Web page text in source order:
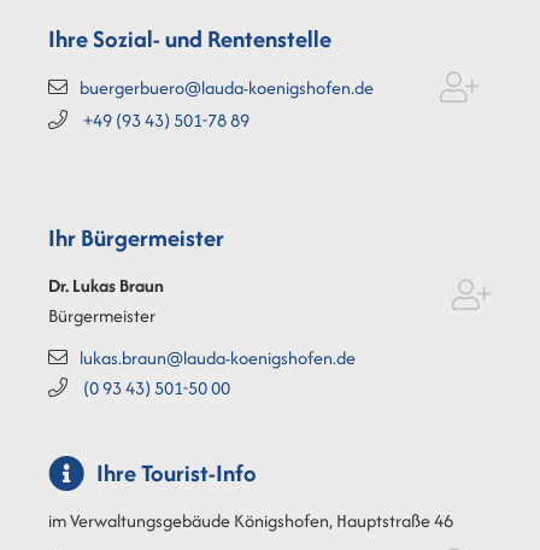
Ihre Sozial- und Rentenstelle
buergerbuero@lauda-koenigshofen.de
+49 (9343) 501-7889
Ihr Bürgermeister
Dr. LukasBraun
Bürgermeister
lukas.braun@lauda-koenigshofen.de
(09343) 501-5000
Ihre Tourist-Info
im Verwaltungsgebäude Königshofen, Hauptstraße 46